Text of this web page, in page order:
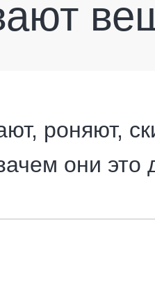
роняют,
они это